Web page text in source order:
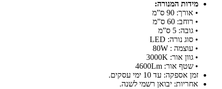
מידות המנורה:
• אורך: 90 ס”מ
• רוחב: 60 ס”מ
• גובה: 5 ס”מ
• סוג נורה: LED
• עוצמה : 80W
• גוון אור: 3000K
• שטף אור: 4600Lm
זמן אספקה: עד 10 ימי עסקים.
אחריות: יבואן רשמי לשנה.